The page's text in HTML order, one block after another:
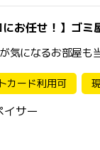
にお任せ！】ゴ
気になるお部屋も
カード利用可
イサー